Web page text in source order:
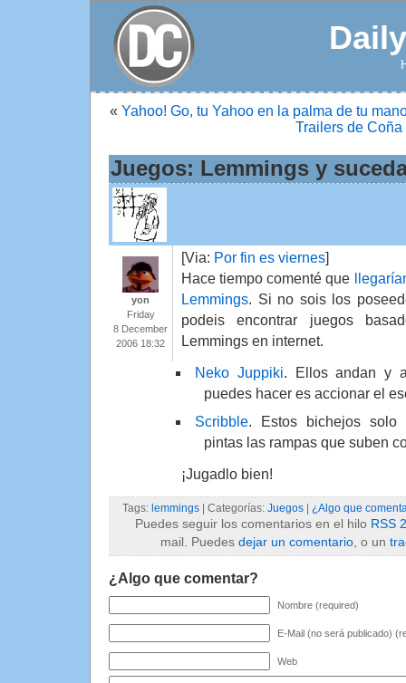
« Yahoo! Go, tu Yahoo en la palma de tu
Trailers de
Juegos: Lemmings y
yon
Friday
8 December
2006 18:32
[Via: Por fin es viernes]
Hace tiempo comenté que
Lemmings . Si no sois los
podeis encontrar juegos
Lemmings en internet.
Neko Juppiki. Ellos andan y
puedes hacer es accionar el
Scribble. Estos bichejos solo
pintas las rampas que suben
¡Jugadlo bien!
Tags: lemmings | Categorías: Juegos | ¿Algo que
Puedes seguir los comentarios en el hilo RSS
mail. Puedes dejar un comentario , o un
¿Algo que comentar?
Nombre (required)
E-Mail (no será publicado)
Web